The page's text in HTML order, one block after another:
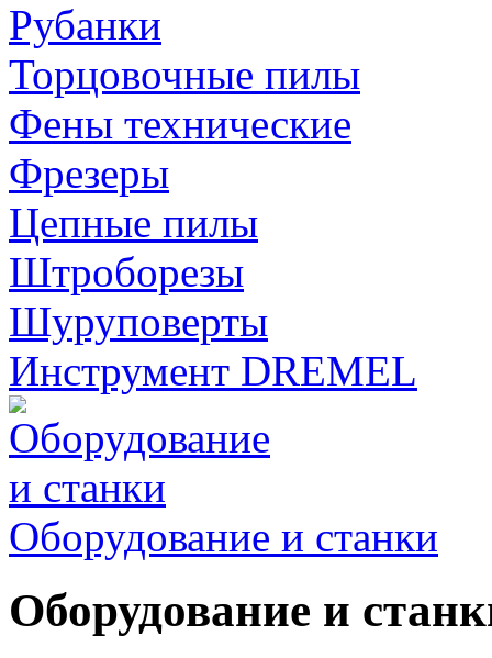
Рубанки
Торцовочные пилы
Фены технические
Фрезеры
Цепные пилы
Штроборезы
Шуруповерты
Инструмент DREMEL
Оборудование и станки
Оборудование и